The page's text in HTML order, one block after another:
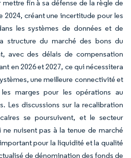
fin à sa défense de la règle de
créant une incertitude pour les
les systèmes de données et de
structure du marché des bons du
avec des délais de compensation
en 2026 et 2027, ce qui nécessitera
une meilleure connectivité et
marges pour les opérations au
Les discussions sur la recalibration
se poursuivent, et le secteur
nuisent pas à la tenue de marché
pour la liquidité et la qualité
de dénomination des fonds de